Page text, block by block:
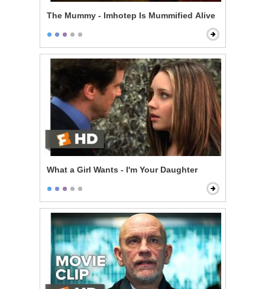
The Mummy - Imhotep Is Mummified Alive
What a Girl Wants - I'm Your Daughter